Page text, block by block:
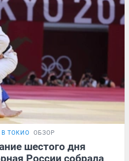
ТОКИО ОБЗОР
шестого дня
России собрала